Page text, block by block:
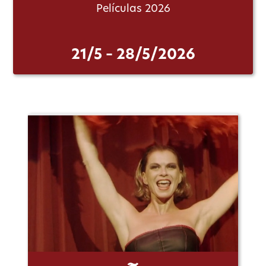
Películas 2026
21/5 – 28/5/2026